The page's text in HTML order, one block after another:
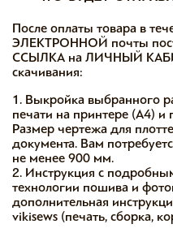
После оплаты товара в
ЭЛЕКТРОННОЙ почты
ССЫЛКА на ЛИЧНЫЙ
скачивания:
1. Выкройка выбранного
печати на принтере (А4) и
Размер чертежа для
документа. Вам
не менее 900 мм.
2. Инструкция с
технологии пошива и
дополнительная
vikisews (печать, сборка,